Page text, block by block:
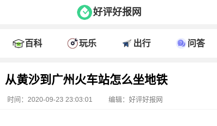
好评好报网
百科 玩乐 出行 问答
从黄沙到广州火车站怎么坐地铁
时间：2020-09-23 23:03:01 编辑：好评好报网